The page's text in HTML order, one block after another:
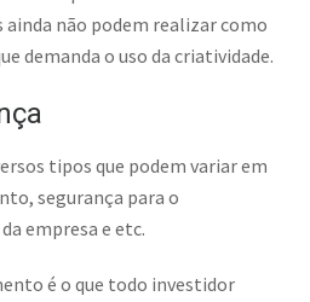
ainda não podem realizar como
demanda o uso da criatividade.
tipos que podem variar em
segurança para o
empresa e etc.
é o que todo investidor